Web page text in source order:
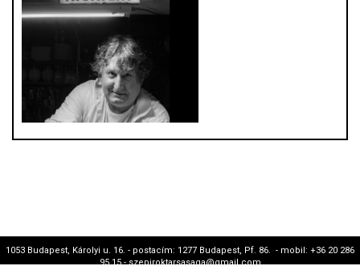
1053 Budapest, Károlyi u. 16. - postacím: 1277 Budapest, Pf. 86. - mobil: +36 20 286
95 15 - szepiroktarsasaga@gmail.com